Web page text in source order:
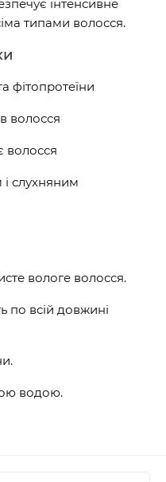
інтенсивне
типами волосся.
фітопротеїни
волосся
волосся
слухняним
вологе волосся.
по всій довжині
водою.